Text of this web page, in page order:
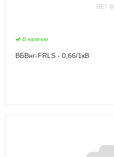
В наличии
ВБВнг-FRLS - 0,66/1кВ